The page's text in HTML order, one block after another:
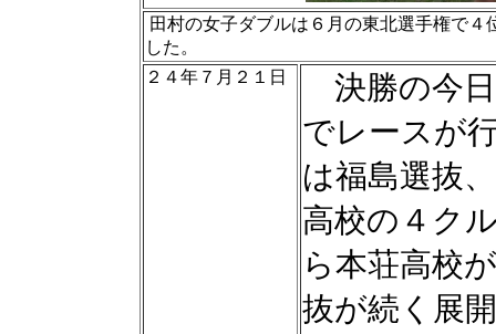
田村の女子ダブルは６月の東北選手権で
した。
２４年７月２１日
決勝の今
でレースが
は福島選抜
高校の４ク
ら本荘高校
抜が続く展